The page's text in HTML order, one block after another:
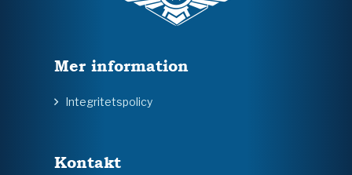
Mer information
Integritetspolicy
Kontakt